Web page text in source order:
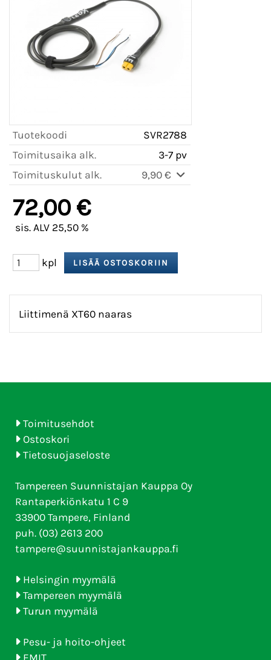
Tuotekoodi
SVR2788
Toimitusaika alk.
3-7 pv
Toimituskulut alk.
9,90 €
72,00 €
sis. ALV 25,50 %
kpl
Liittimenä XT60 naaras
Toimitusehdot
Ostoskori
Tietosuojaseloste
Tampereen Suunnistajan Kauppa Oy
Rantaperkiönkatu 1 C 9
33900 Tampere, Finland
puh. (03) 2613 200
tampere@suunnistajankauppa.fi
Helsingin myymälä
Tampereen myymälä
Turun myymälä
Pesu- ja hoito-ohjeet